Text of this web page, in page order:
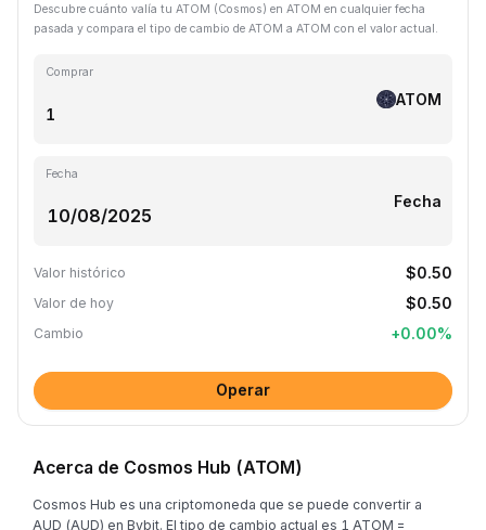
Descubre cuánto valía tu ATOM (Cosmos) en ATOM en cualquier fecha
pasada y compara el tipo de cambio de ATOM a ATOM con el valor actual.
Comprar
ATOM
Fecha
Fecha
Valor histórico $0.50
Valor de hoy $0.50
Cambio +0.00%
Operar
Acerca de Cosmos Hub (ATOM)
Cosmos Hub es una criptomoneda que se puede convertir a
AUD (AUD) en Bybit. El tipo de cambio actual es 1 ATOM =